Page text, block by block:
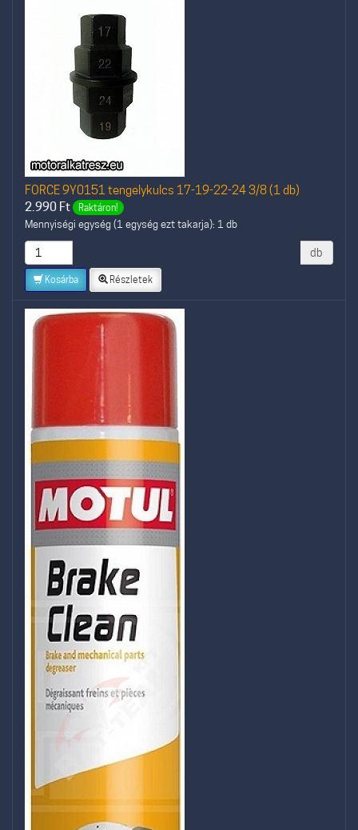
FORCE 9Y0151 tengelykulcs 17-19-22-24 3/8 (1 db)
2.990 Ft Raktáron!
Mennyiségi egység (1 egység ezt takarja): 1 db
db
Kosárba Részletek